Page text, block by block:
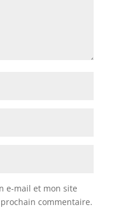
e-mail et mon site
commentaire.